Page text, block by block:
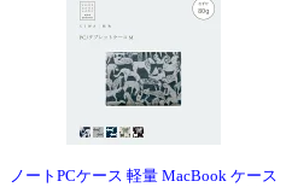
ノートPCケース 軽量 MacBook ケース